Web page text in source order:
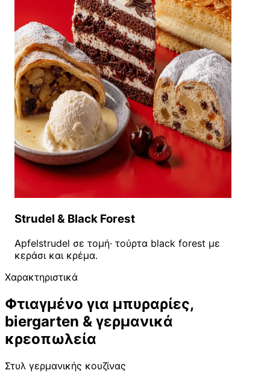
Strudel & Black Forest
Apfelstrudel σε τομή· τούρτα black forest με
κεράσι και κρέμα.
Χαρακτηριστικά
Φτιαγμένο για μπυραρίες,
biergarten & γερμανικά
κρεοπωλεία
Στυλ γερμανικής κουζίνας